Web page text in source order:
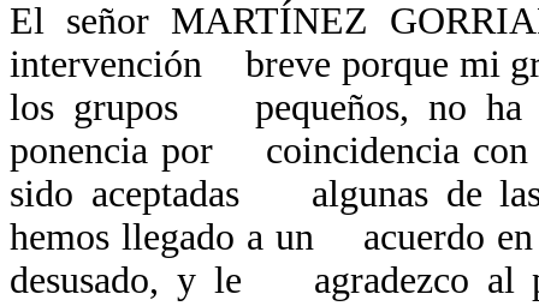
El señor MARTÍNEZ
intervención breve porque mi
los grupos pequeños, no ha
ponencia por coincidencia con
sido aceptadas algunas de las
hemos llegado a un acuerdo en
desusado, y le agradezco al